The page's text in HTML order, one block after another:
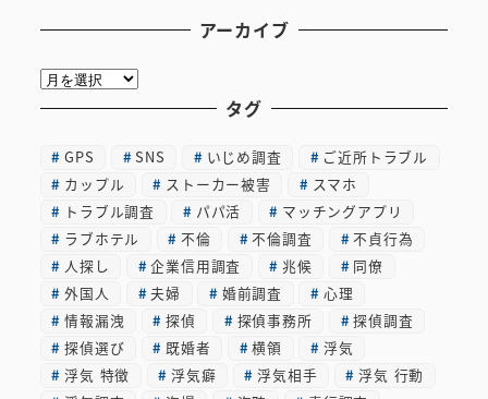
アーカイブ
ア
ー
イ
ブ
タグ
GPS SNS いじめ調査
ご近所トラブル
カップル
ストーカー被害
スマホ
トラブル調査
パパ活
マッチングアプリ
ラブホテル
不倫 不倫調査
不貞行為
人探し
企業信用調査 兆候
同僚
外国人
夫婦 婚前調査
心理
情報漏洩
探偵 探偵事務所
探偵調査
探偵選び
既婚者 横領
浮気
浮気 特徴
浮気癖 浮気相手
浮気 行動